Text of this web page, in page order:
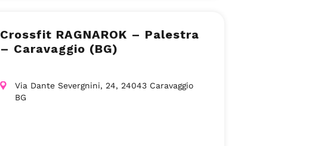
Crossfit RAGNAROK – Palestra
– Caravaggio (BG)
Via Dante Severgnini, 24, 24043 Caravaggio
BG